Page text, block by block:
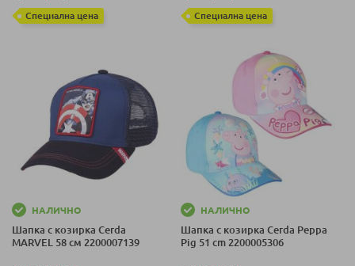
Специална цена Специална цена
НАЛИЧНО
Шапка с козирка Cerda
MARVEL 58 см 2200007139
НАЛИЧНО
Шапка с козирка Cerda Peppa
Pig 51 cm 2200005306